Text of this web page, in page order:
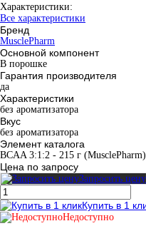
Характеристики:
Все характеристики
Бренд
MusclePharm
Основной компонент
В порошке
Гарантия производителя
да
Характеристики
без ароматизатора
Вкус
без ароматизатора
Элемент каталога
BCAA 3:1:2 - 215 г
Цена по запросу
Запросить цену
Купить в 1
Недоступно